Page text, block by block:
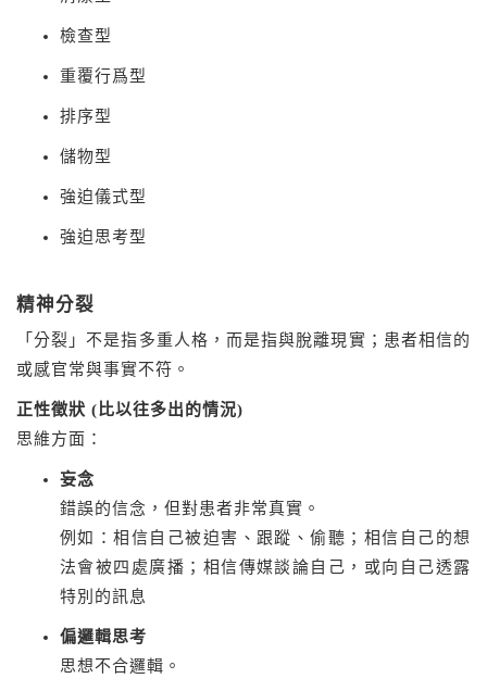
檢查型
重覆行爲型
排序型
儲物型
強迫儀式型
強迫思考型
精神分裂
「分裂」不是指多重人格，而是指與脫離現實；患者相信的
或感官常與事實不符。
正性徵狀 (比以往多出的情況)
思維方面：
妄念
錯誤的信念，但對患者非常真實。
例如：相信自己被迫害、跟蹤、偷聽；相信自己的想
法會被四處廣播；相信傳媒談論自己，或向自己透露
特別的訊息
偏邏輯思考
思想不合邏輯。